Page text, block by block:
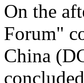
On the
Forum"
China